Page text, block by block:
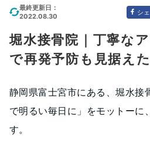
最終更新日：
2022.08.30
シ
堀水接骨院｜丁寧な
で再発予防も見据え
静岡県富士宮市にある、堀水接
で明るい毎日に」をモットーに
す。